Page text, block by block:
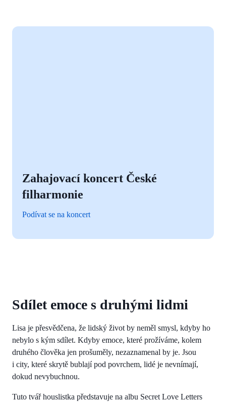
Zahajovací koncert České
filharmonie
Podívat se na koncert
Sdílet emoce s druhými lidmi
Lisa je přesvědčena, že lidský život by neměl smysl, kdyby ho
nebylo s kým sdílet. Kdyby emoce, které prožíváme, kolem
druhého člověka jen prošuměly, nezaznamenal by je. Jsou
i city, které skrytě bublají pod povrchem, lidé je nevnímají,
dokud nevybuchnou.
Tuto tvář houslistka představuje na albu Secret Love Letters